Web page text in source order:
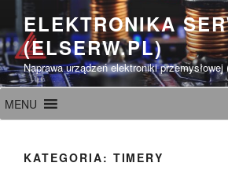
treści
ELEKTRONIKA
(ELSERW.PL)
Naprawa urządzeń elektroniki
MENU
KATEGORIA: TIMERY